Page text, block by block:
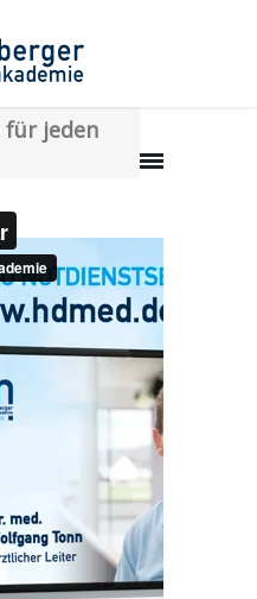
jeden